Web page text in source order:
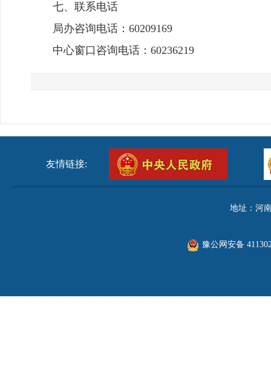
七、联系电话
局办咨询电话：60209169
中心窗口咨询电话：60236219
友情链接:
地址：河
豫公网安备